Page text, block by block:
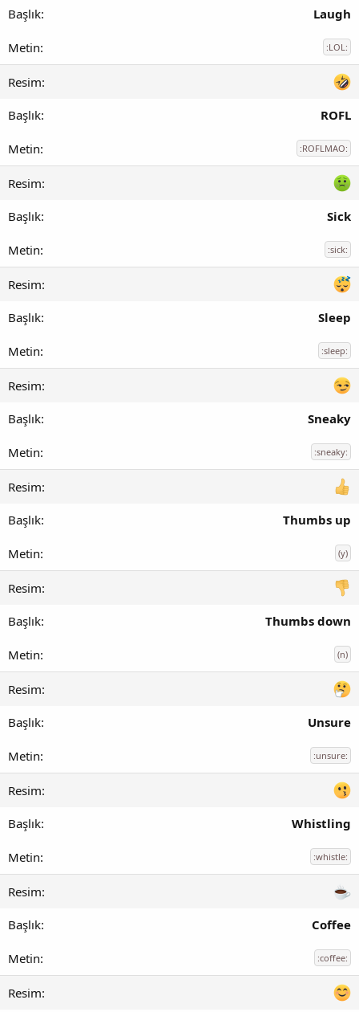
Laugh
:LOL:
ROFL
:ROFLMAO:
Sick
:sick:
Sleep
:sleep:
Sneaky
:sneaky:
Thumbs up
(y)
Thumbs down
(n)
Unsure
:unsure:
Whistling
:whistle:
Coffee
:coffee: